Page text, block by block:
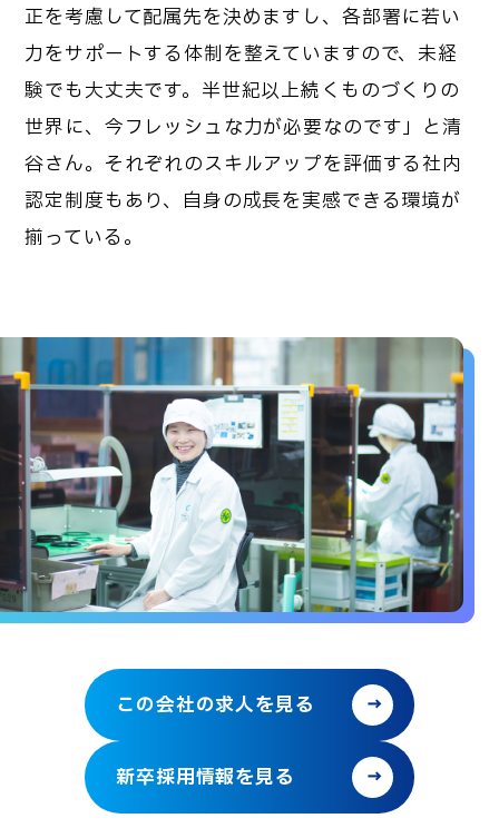
正を考慮して配属先を決めますし、各部署に若い
力をサポートする体制を整えていますので、未経
験でも大丈夫です。半世紀以上続くものづくりの
世界に、今フレッシュな力が必要なのです」と清
谷さん。それぞれのスキルアップを評価する社内
認定制度もあり、自身の成長を実感できる環境が
揃っている。
この会社の求人を見る
新卒採用情報を見る